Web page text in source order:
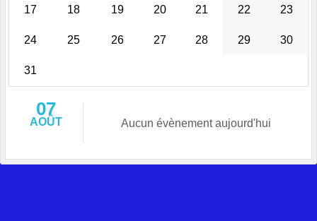
17 18 19 20 21 22 23
24 25 26 27 28 29 30
31
07
AOÛT Aucun évènement aujourd'hui